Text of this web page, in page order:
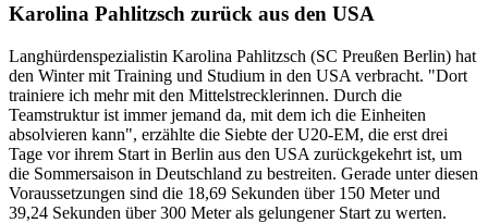
Karolina Pahlitzsch zurück aus den USA
Langhürdenspezialistin Karolina Pahlitzsch (SC Preußen Berlin) hat
den Winter mit Training und Studium in den USA verbracht. "Dort
trainiere ich mehr mit den Mittelstrecklerinnen. Durch die
Teamstruktur ist immer jemand da, mit dem ich die Einheiten
absolvieren kann", erzählte die Siebte der U20-EM, die erst drei
Tage vor ihrem Start in Berlin aus den USA zurückgekehrt ist, um
die Sommersaison in Deutschland zu bestreiten. Gerade unter diesen
Voraussetzungen sind die 18,69 Sekunden über 150 Meter und
39,24 Sekunden über 300 Meter als gelungener Start zu werten.